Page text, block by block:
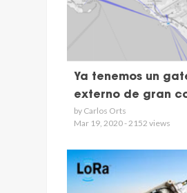
Ya tenemos un
externo de gran
by Carlos Orts
Mar 19, 2020 - 2152 views